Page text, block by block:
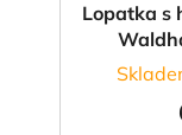
Lopatka s